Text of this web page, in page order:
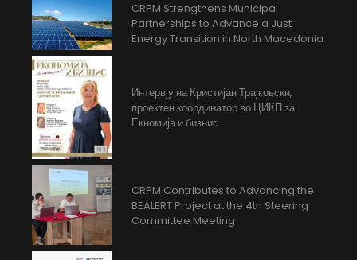
CRPM Strengthens Municipal
Partnerships to Advance a Just
Energy Transition in North Macedonia
Интервју на Кристијан Трајковски,
проектен координатор во ЦИКП за
Екномија и бизнис
CRPM Contributes to Advancing the
BEALERT Project at the 4th Steering
Committee Meeting